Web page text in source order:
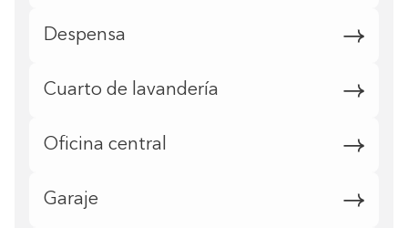
Despensa
Cuarto de lavandería
Oficina central
Garaje